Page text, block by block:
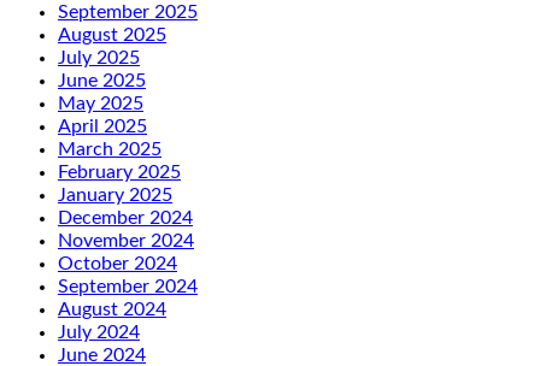
September 2025
August 2025
July 2025
June 2025
May 2025
April 2025
March 2025
February 2025
January 2025
December 2024
November 2024
October 2024
September 2024
August 2024
July 2024
June 2024